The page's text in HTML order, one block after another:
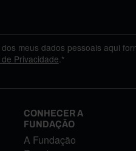
meus dados pessoais aqui
Privacidade.*
CONHECER A
FUNDAÇÃO
A Fundação